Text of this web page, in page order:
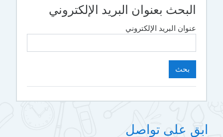
البحث بعنوان البريد الإلكتروني
عنوان البريد الإلكتروني
ابق على تواصل